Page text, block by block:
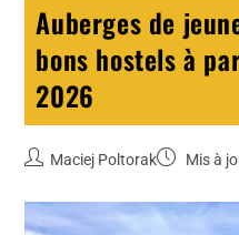
Auberges de
bons hostels à
2026
Maciej Poltorak Mis à